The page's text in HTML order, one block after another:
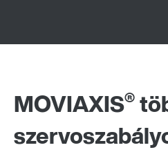
MOVIAXIS®